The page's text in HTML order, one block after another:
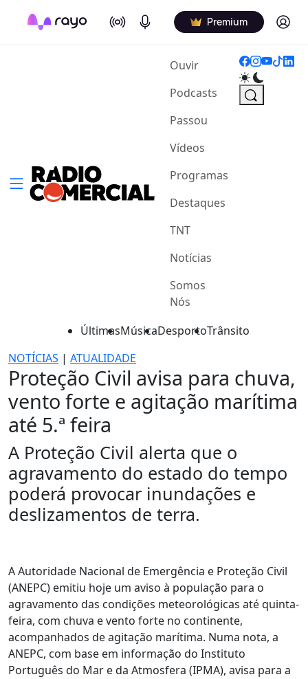
On Air Podcasts Premium Log in
Ouvir(current)
Podcasts
Passou
Vídeos
Programas
Destaques
TNT
Notícias
Somos
Nós
ÚltimasMúsicaDesportoTrânsito
NOTÍCIAS | ATUALIDADE
Proteção Civil avisa para chuva,
vento forte e agitação marítima
até 5.ª feira
A Proteção Civil alerta que o
agravamento do estado do tempo
poderá provocar inundações e
deslizamentos de terra.
A Autoridade Nacional de Emergência e Proteção Civil
(ANEPC) emitiu hoje um aviso à população para o
agravamento das condições meteorológicas até quinta-
feira, com chuva e vento forte no continente,
acompanhados de agitação marítima. Numa nota, a
ANEPC, com base em informação do Instituto
Português do Mar e da Atmosfera (IPMA), avisa para a